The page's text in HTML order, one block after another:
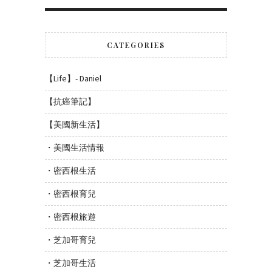
CATEGORIES
【Life】- Daniel
【抗癌筆記】
【美國新生活】
・美國生活情報
・密西根生活
・密西根育兒
・密西根旅遊
・芝加哥育兒
・芝加哥生活